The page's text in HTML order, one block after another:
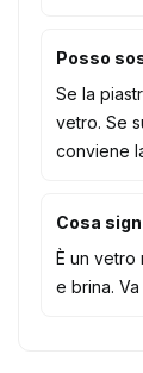
Posso
Se la
vetro. Se
conviene
Cosa
È un vetro
e brina.